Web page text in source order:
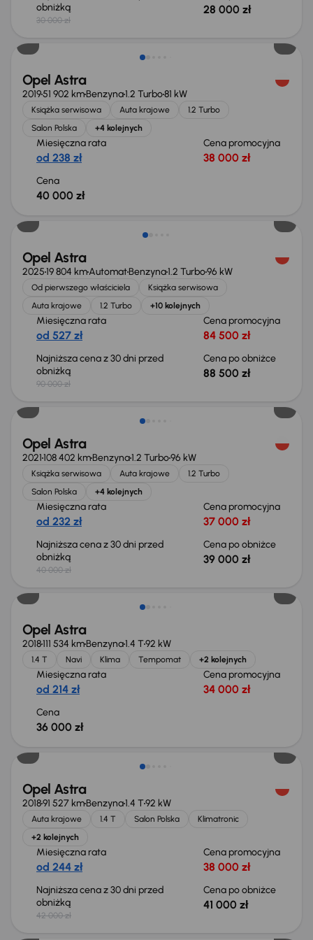
obniżką
30 000 zł
28 000 zł
Świeżo skupione
Opel Astra
201951 902 kmBenzyna1.2 Turbo81 kW
Książka serwisowa Auta krajowe
1.2 Turbo
Salon Polska
+4 kolejnych
Miesięczna rata
od 238 zł
Cena promocyjna
38 000 zł
Cena
40 000 zł
Opel Astra
202519 804 kmAutomatBenzyna1.2 Turbo96 kW
Od pierwszego właściciela
Książka serwisowa
Auta krajowe
1.2 Turbo +10 kolejnych
Miesięczna rata
od 527 zł
Cena promocyjna
84 500 zł
Najniższa cena z 30 dni przed
obniżką
90 000 zł
Cena po obniżce
88 500 zł
Taniej o 1 000 zł
Opel Astra
2021108 402 kmBenzyna1.2 Turbo96 kW
Książka serwisowa Auta krajowe
1.2 Turbo
Salon Polska
+4 kolejnych
Miesięczna rata
od 232 zł
Cena promocyjna
37 000 zł
Najniższa cena z 30 dni przed
obniżką
40 000 zł
Cena po obniżce
39 000 zł
Opel Astra
2018111 534 kmBenzyna1.4 T92 kW
1.4 T Navi Klima Tempomat +2 kolejnych
Miesięczna rata
od 214 zł
Cena promocyjna
34 000 zł
Cena
36 000 zł
Taniej o 1 000 zł
Opel Astra
201891 527 kmBenzyna1.4 T92 kW
Auta krajowe 1.4 T Salon Polska
Klimatronic
+2 kolejnych
Miesięczna rata
od 244 zł
Cena promocyjna
38 000 zł
Najniższa cena z 30 dni przed
obniżką
42 000 zł
Cena po obniżce
41 000 zł